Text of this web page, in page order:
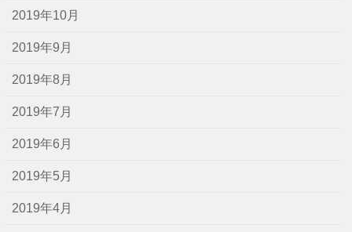
2019年10月
2019年9月
2019年8月
2019年7月
2019年6月
2019年5月
2019年4月